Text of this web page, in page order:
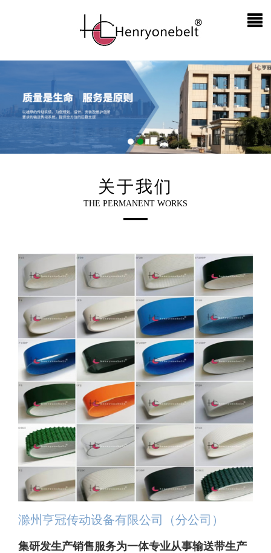
关于我们
THE PERMANENT WORKS
滁州亨冠传动设备有限公司（分公司）
集研发生产销售服务为一体专业从事输送带生产